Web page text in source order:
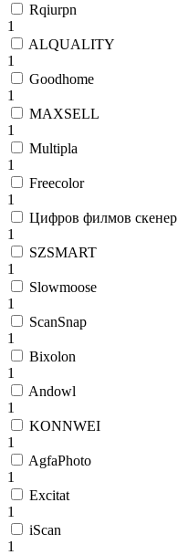
Rqiurpn
1
ALQUALITY
1
Goodhome
1
MAXSELL
1
Multipla
1
Freecolor
1
Цифров филмов скенер
1
SZSMART
1
Slowmoose
1
ScanSnap
1
Bixolon
1
Andowl
1
KONNWEI
1
AgfaPhoto
1
Excitat
1
iScan
1